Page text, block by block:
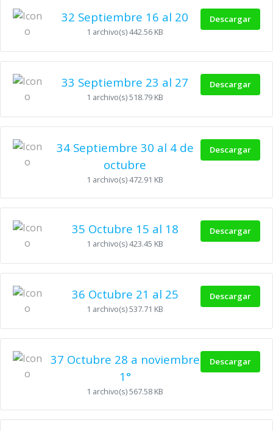
32 Septiembre 16 al 20
1 archivo(s)442.56 KB
Descargar
33 Septiembre 23 al 27
1 archivo(s)518.79 KB
Descargar
34 Septiembre 30 al 4 de
octubre
1 archivo(s)472.91 KB
Descargar
35 Octubre 15 al 18
1 archivo(s)423.45 KB
Descargar
36 Octubre 21 al 25
1 archivo(s)537.71 KB
Descargar
37 Octubre 28 a noviembre
1°
1 archivo(s)567.58 KB
Descargar